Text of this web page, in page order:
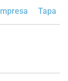
Tapa